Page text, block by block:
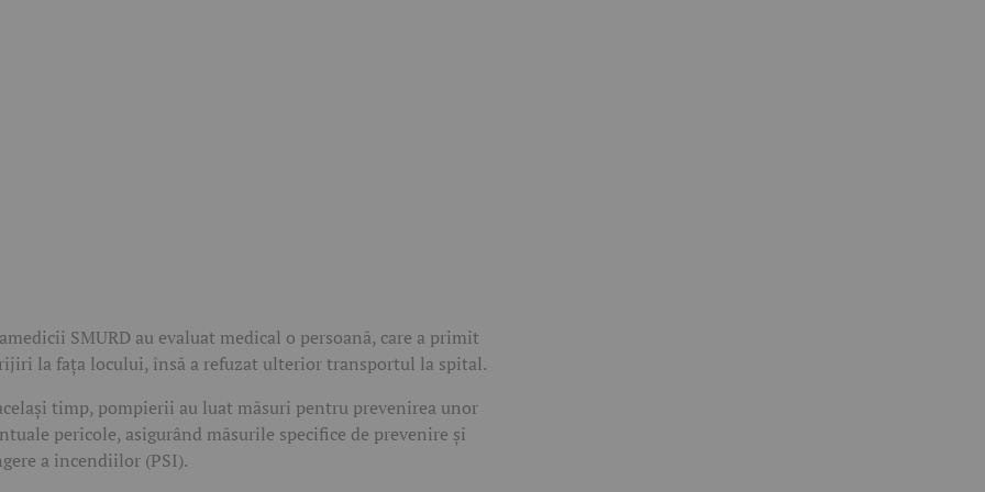
SMURD au evaluat medical o persoană, care a primit
la fața locului, însă a refuzat ulterior transportul la spital.
timp, pompierii au luat măsuri pentru prevenirea unor
pericole, asigurând măsurile specifice de prevenire și
a incendiilor (PSI).